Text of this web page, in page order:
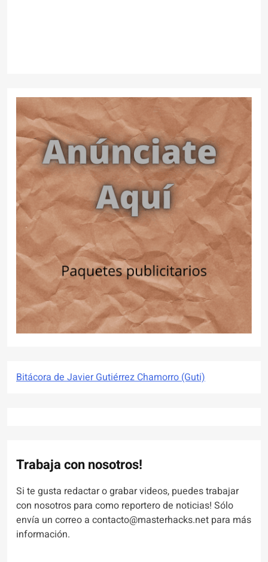
Bitácora de Javier Gutiérrez Chamorro (Guti)
Trabaja con nosotros!
Si te gusta redactar o grabar videos, puedes trabajar
con nosotros para como reportero de noticias! Sólo
envía un correo a contacto@masterhacks.net para más
información.